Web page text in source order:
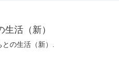
生活（新）
の生活（新）.